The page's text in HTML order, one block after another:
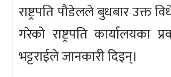
राष्ट्रपति पौडेलले बुधबार उक्त
गरेको राष्ट्रपति कार्यालयका
भट्टराईले जानकारी दिइन्।